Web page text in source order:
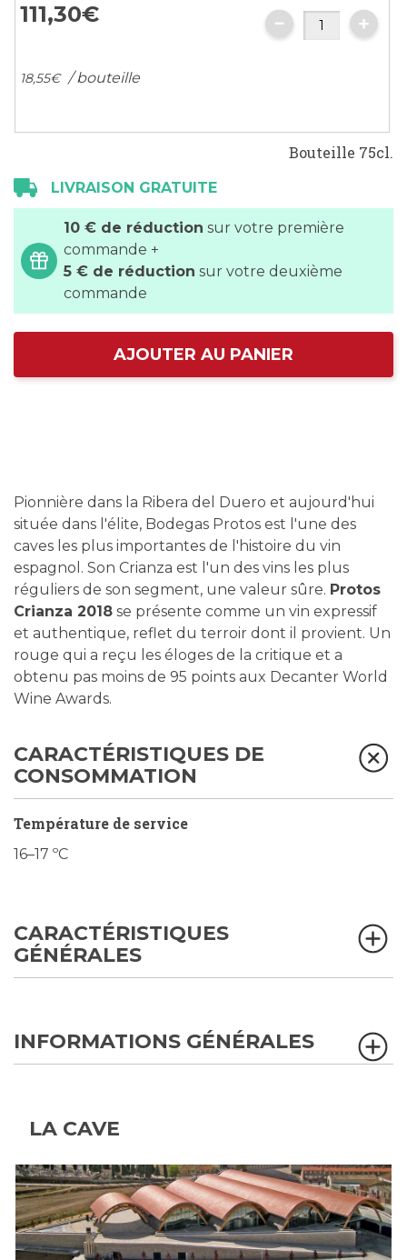
111,30€
18,55€ / bouteille
Bouteille 75cl.
LIVRAISON GRATUITE
10 € de réduction sur votre première
commande +
5 € de réduction sur votre deuxième
commande
AJOUTER AU PANIER
Pionnière dans la Ribera del Duero et aujourd'hui
située dans l'élite, Bodegas Protos est l'une des
caves les plus importantes de l'histoire du vin
espagnol. Son Crianza est l'un des vins les plus
réguliers de son segment, une valeur sûre. Protos
Crianza 2018 se présente comme un vin expressif
et authentique, reflet du terroir dont il provient. Un
rouge qui a reçu les éloges de la critique et a
obtenu pas moins de 95 points aux Decanter World
Wine Awards.
CARACTÉRISTIQUES DE
CONSOMMATION
Température de service
16–17 ºC
CARACTÉRISTIQUES
GÉNÉRALES
INFORMATIONS GÉNÉRALES
LA CAVE